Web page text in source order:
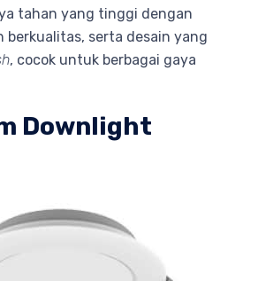
tahan yang tinggi dengan
berkualitas, serta desain yang
, cocok untuk berbagai gaya
Downlight